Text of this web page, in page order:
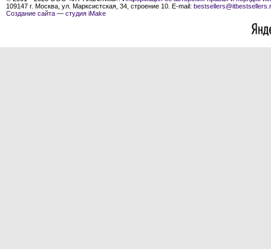
109147 г. Москва, ул. Марксистская, 34, строение 10. E-mail:
Создание сайта — студия iMake